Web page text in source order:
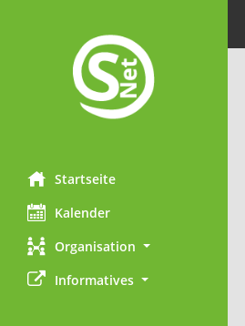
Startseite
Kalender
Organisation
Informatives